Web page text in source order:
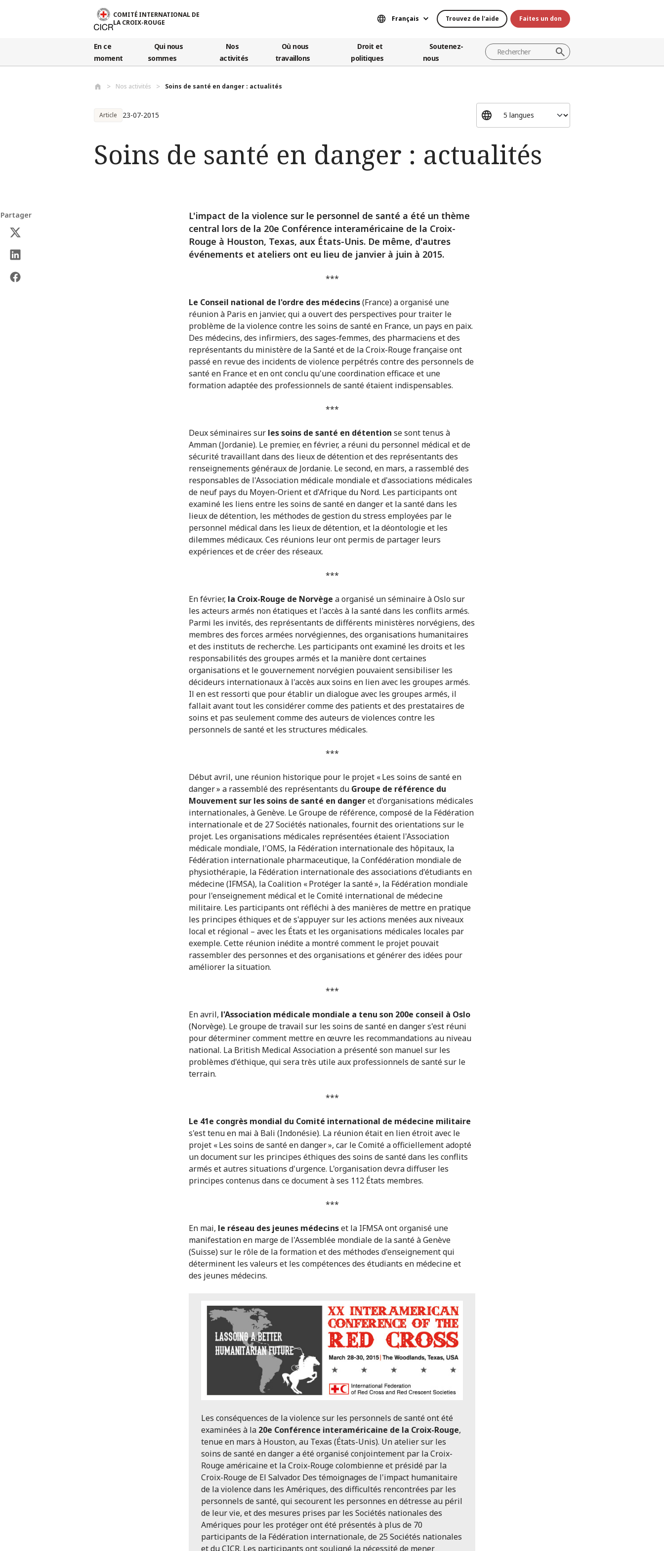
COMITÉ INTERNATIONAL DE
LA CROIX-ROUGE
Français Trouvez de l'aide Faites un don
En ce
moment
Qui nous
sommes
Nos
activités
Où nous
travaillons
Droit et
politiques
Soutenez-
nous
Nos activités Soins de santé en danger : actualités
Article 23-07-2015
Soins de santé en danger : actualités
Partager
L'impact de la violence sur le personnel de santé a été un thème
central lors de la 20e Conférence interaméricaine de la Croix-
Rouge à Houston, Texas, aux États-Unis. De même, d'autres
événements et ateliers ont eu lieu de janvier à juin à 2015.
***
Le Conseil national de l'ordre des médecins(France) a organisé une
réunion à Paris en janvier, qui a ouvert des perspectives pour traiter le
problème de la violence contre les soins de santé en France, un pays en paix.
Des médecins, des infirmiers, des sages-femmes, des pharmaciens et des
représentants du ministère de la Santé et de la Croix-Rouge française ont
passé en revue des incidents de violence perpétrés contre des personnels de
santé en France et en ont conclu qu'une coordination efficace et une
formation adaptée des professionnels de santé étaient indispensables.
***
Deux séminaires sur les soins de santé en détention se sont tenus à
Amman (Jordanie). Le premier, en février, a réuni du personnel médical et de
sécurité travaillant dans des lieux de détention et des représentants des
renseignements généraux de Jordanie. Le second, en mars, a rassemblé des
responsables de l'Association médicale mondiale et d'associations médicales
de neuf pays du Moyen-Orient et d'Afrique du Nord. Les participants ont
examiné les liens entre les soins de santé en danger et la santé dans les
lieux de détention, les méthodes de gestion du stress employées par le
personnel médical dans les lieux de détention, et la déontologie et les
dilemmes médicaux. Ces réunions leur ont permis de partager leurs
expériences et de créer des réseaux.
***
En février, la Croix-Rouge de Norvège a organisé un séminaire à Oslo sur
les acteurs armés non étatiques et l'accès à la santé dans les conflits armés.
Parmi les invités, des représentants de différents ministères norvégiens, des
membres des forces armées norvégiennes, des organisations humanitaires
et des instituts de recherche. Les participants ont examiné les droits et les
responsabilités des groupes armés et la manière dont certaines
organisations et le gouvernement norvégien pouvaient sensibiliser les
décideurs internationaux à l'accès aux soins en lien avec les groupes armés.
Il en est ressorti que pour établir un dialogue avec les groupes armés, il
fallait avant tout les considérer comme des patients et des prestataires de
soins et pas seulement comme des auteurs de violences contre les
personnels de santé et les structures médicales.
***
Début avril, une réunion historique pour le projet « Les soins de santé en
danger » a rassemblé des représentants du Groupe de référence du
Mouvement sur les soins de santé en dangeret d'organisations médicales
internationales, à Genève. Le Groupe de référence, composé de la Fédération
internationale et de 27 Sociétés nationales, fournit des orientations sur le
projet. Les organisations médicales représentées étaient l'Association
médicale mondiale, l'OMS, la Fédération internationale des hôpitaux, la
Fédération internationale pharmaceutique, la Confédération mondiale de
physiothérapie, la Fédération internationale des associations d'étudiants en
médecine (IFMSA), la Coalition « Protéger la santé », la Fédération mondiale
pour l'enseignement médical et le Comité international de médecine
militaire. Les participants ont réfléchi à des manières de mettre en pratique
les principes éthiques et de s'appuyer sur les actions menées aux niveaux
local et régional – avec les États et les organisations médicales locales par
exemple. Cette réunion inédite a montré comment le projet pouvait
rassembler des personnes et des organisations et générer des idées pour
améliorer la situation.
***
En avril, l'Association médicale mondiale a tenu son 200e conseil à Oslo
(Norvège). Le groupe de travail sur les soins de santé en danger s'est réuni
pour déterminer comment mettre en œuvre les recommandations au niveau
national. La British Medical Association a présenté son manuel sur les
problèmes d'éthique, qui sera très utile aux professionnels de santé sur le
terrain.
***
Le 41e congrès mondial du Comité international de médecine militaire
s'est tenu en mai à Bali (Indonésie). La réunion était en lien étroit avec le
projet « Les soins de santé en danger », car le Comité a officiellement adopté
un document sur les principes éthiques des soins de santé dans les conflits
armés et autres situations d'urgence. L'organisation devra diffuser les
principes contenus dans ce document à ses 112 États membres.
***
En mai, le réseau des jeunes médecinset la IFMSA ont organisé une
manifestation en marge de l'Assemblée mondiale de la santé à Genève
(Suisse) sur le rôle de la formation et des méthodes d'enseignement qui
déterminent les valeurs et les compétences des étudiants en médecine et
des jeunes médecins.
Les conséquences de la violence sur les personnels de santé ont été
examinées à la 20e Conférence interaméricaine de la Croix-Rouge,
tenue en mars à Houston, au Texas (États-Unis). Un atelier sur les
soins de santé en danger a été organisé conjointement par la Croix-
Rouge américaine et la Croix-Rouge colombienne et présidé par la
Croix-Rouge de El Salvador. Des témoignages de l'impact humanitaire
de la violence dans les Amériques, des difficultés rencontrées par les
personnels de santé, qui secourent les personnes en détresse au péril
de leur vie, et des mesures prises par les Sociétés nationales des
Amériques pour les protéger ont été présentés à plus de 70
participants de la Fédération internationale, de 25 Sociétés nationales
et du CICR. Les participants ont souligné la nécessité de mener